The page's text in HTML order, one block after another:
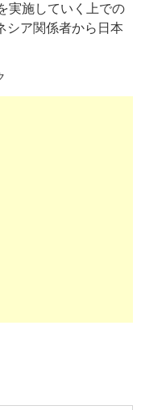
実施していく上での
シア関係者から日本